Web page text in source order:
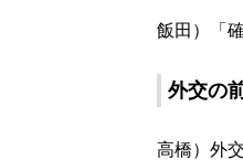
飯田）「
外交の
高橋）外